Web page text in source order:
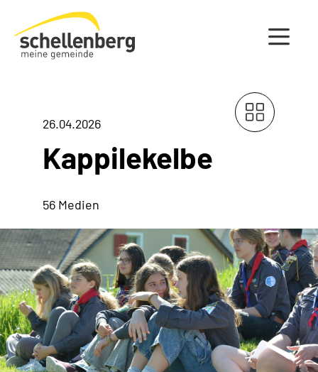
Gemeinde Schellenberg Startseite
26.04.2026
Kappilekelbe
56 Medien